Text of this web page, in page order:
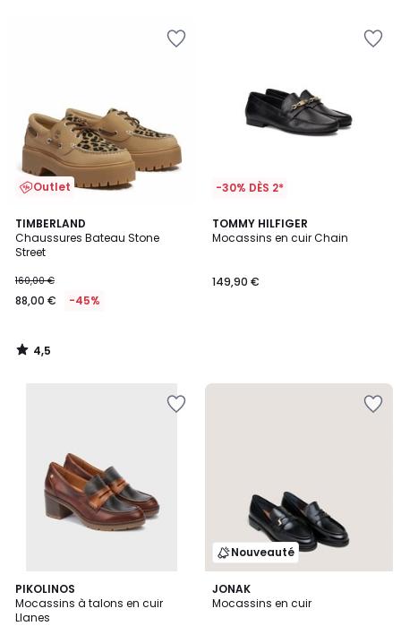
Outlet
TIMBERLAND
Chaussures Bateau Stone
Street
160,00 €
88,00 € -45%
4,5
/ 5
4,5
/
-30% DÈS 2*
TOMMY HILFIGER
Mocassins en cuir Chain
149,90 €
PIKOLINOS
Mocassins à talons en cuir
Llanes
Nouveauté
JONAK
Mocassins en cuir